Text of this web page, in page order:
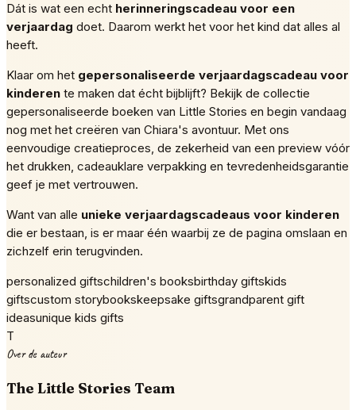
Dát is wat een echt herinneringscadeau voor een
verjaardag doet. Daarom werkt het voor het kind dat alles al
heeft.
Klaar om het gepersonaliseerde verjaardagscadeau voor
kinderen te maken dat écht bijblijft? Bekijk de collectie
gepersonaliseerde boeken van Little Stories en begin vandaag
nog met het creëren van Chiara's avontuur. Met ons
eenvoudige creatieproces, de zekerheid van een preview vóór
het drukken, cadeauklare verpakking en tevredenheidsgarantie
geef je met vertrouwen.
Want van alle unieke verjaardagscadeaus voor kinderen
die er bestaan, is er maar één waarbij ze de pagina omslaan en
zichzelf erin terugvinden.
personalized giftschildren's booksbirthday giftskids
giftscustom storybookskeepsake giftsgrandparent gift
ideasunique kids gifts
T
Over de auteur
The Little Stories Team